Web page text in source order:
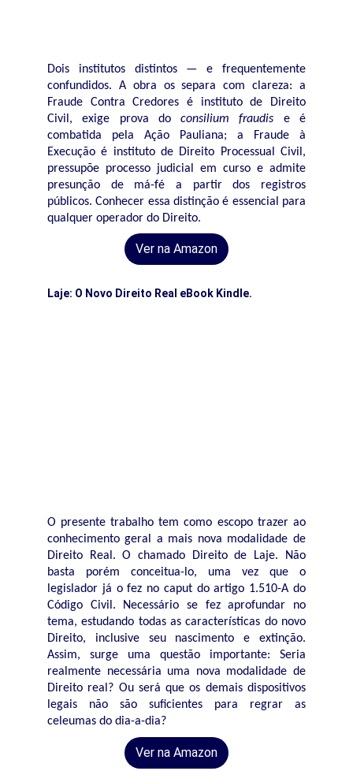
Dois institutos distintos — e frequentemente
confundidos. A obra os separa com clareza: a
Fraude Contra Credores é instituto de Direito
Civil, exige prova doconsilium fraudis e é
combatida pela Ação Pauliana; a Fraude à
Execução é instituto de Direito Processual Civil,
pressupõe processo judicial em curso e admite
presunção de má-fé a partir dos registros
públicos. Conhecer essa distinção é essencial para
qualquer operador do Direito.
Ver na Amazon
Laje: O Novo Direito Real eBook Kindle.
O presente trabalho tem como escopo trazer ao
conhecimento geral a mais nova modalidade de
Direito Real. O chamado Direito de Laje. Não
basta porém conceitua-lo, uma vez que o
legislador já o fez no caput do artigo 1.510-A do
Código Civil. Necessário se fez aprofundar no
tema, estudando todas as características do novo
Direito, inclusive seu nascimento e extinção.
Assim, surge uma questão importante: Seria
realmente necessária uma nova modalidade de
Direito real? Ou será que os demais dispositivos
legais não são suficientes para regrar as
celeumas do dia-a-dia?
Ver na Amazon